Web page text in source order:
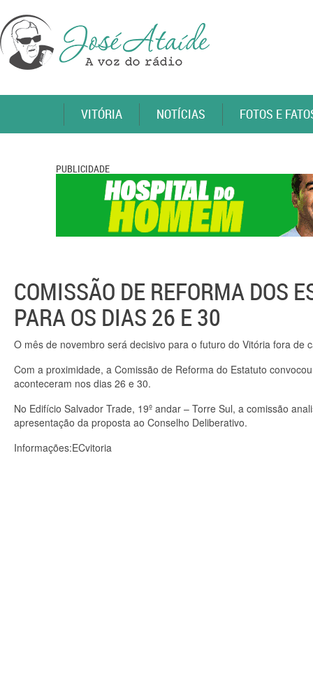
VITÓRIA NOTÍCIAS FOTOS E
PUBLICIDADE
COMISSÃO DE REFORMA DOS
PARA OS DIAS 26 E 30
O mês de novembro será decisivo para o futuro do Vitória fora
Com a proximidade, a Comissão de Reforma do Estatuto
aconteceram nos dias 26 e 30.
No Edifício Salvador Trade, 19º andar – Torre Sul, a comissão
apresentação da proposta ao Conselho Deliberativo.
Informações:ECvitoria